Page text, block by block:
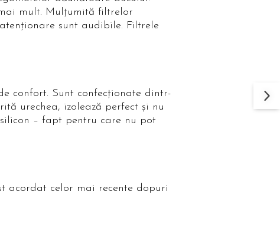
mult. Mulţumită filtrelor
sunt audibile. Filtrele
confort. Sunt confecţionate dintr-
urechea, izolează perfect şi nu
– fapt pentru care nu pot
acordat celor mai recente dopuri